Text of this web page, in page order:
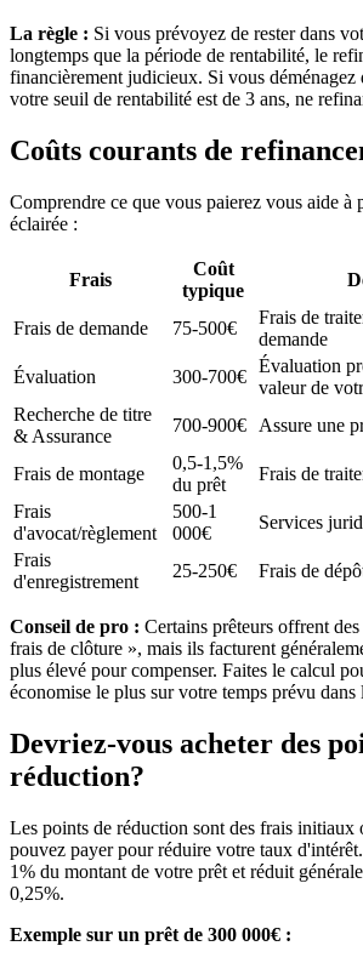
La règle : Si vous prévoyez de rester dans
longtemps que la période de rentabilité, le
financièrement judicieux. Si vous déménagez
votre seuil de rentabilité est de 3 ans, ne
Coûts courants de
Comprendre ce que vous paierez vous aide à
éclairée :
Frais
Coût
typique
Frais de demande 75-500€
Frais de
demande
Évaluation
300-700€
Évaluation
valeur de
Recherche de titre
& Assurance
700-900€ Assure une
Frais de montage
0,5-1,5%
du prêt
Frais de
Frais
d'avocat/règlement
500-1
000€
Services
Frais
d'enregistrement
25-250€ Frais de
Conseil de pro : Certains prêteurs offrent
frais de clôture », mais ils facturent
plus élevé pour compenser. Faites le calcul
économise le plus sur votre temps prévu dans
Devriez-vous acheter des
réduction?
Les points de réduction sont des frais initiaux
pouvez payer pour réduire votre taux
1% du montant de votre prêt et réduit
0,25%.
Exemple sur un prêt de 300 000€ :